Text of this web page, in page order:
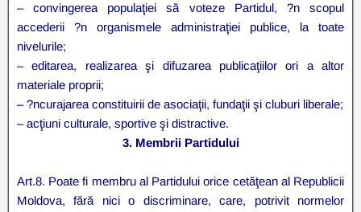
– convingerea populaţiei să voteze Partidul, ?n scopul
accederii ?n organismele administraţiei publice, la toate
nivelurile;
– editarea, realizarea şi difuzarea publicaţiilor ori a altor
materiale proprii;
– ?ncurajarea constituirii de asociaţii, fundaţii şi cluburi liberale;
– acţiuni culturale, sportive şi distractive.
3. Membrii Partidului
Art.8. Poate fi membru al Partidului orice cetăţean al Republicii
Moldova, fără nici o discriminare, care, potrivit normelor